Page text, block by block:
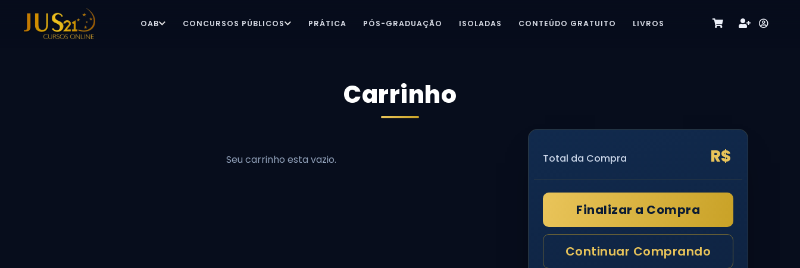
OAB CONCURSOS PÚBLICOS PRÁTICA PÓS-GRADUAÇÃO ISOLADAS CONTEÚDO GRATUITO LIVROS
Carrinho
Total da Compra R$
Finalizar a Compra
Continuar Comprando